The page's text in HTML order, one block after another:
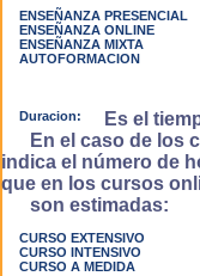
ENSEÑANZA PRESENCIAL
ENSEÑANZA ONLINE
ENSEÑANZA MIXTA
AUTOFORMACION
Duracion:
Es el
En el caso de los
indica el número de
que en los cursos
son estimadas:
CURSO EXTENSIVO
CURSO INTENSIVO
CURSO A MEDIDA